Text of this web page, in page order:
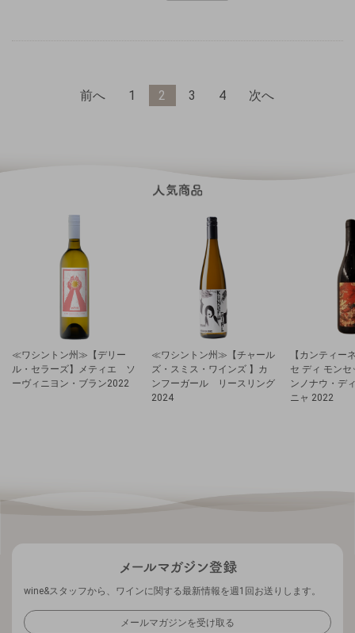
前へ 1 2 3 4 次へ
≪ワシントン州≫【デリー
ル・セラーズ】メティエ ソ
ーヴィニヨン・ブラン2022
≪ワシントン州≫【チャール
ズ・スミス・ワインズ 】カ
ンフーガール リースリング
2024
【カンティー
セ ディ モン
ンノナウ・デ
ニャ 2022
wine&スタッフから、ワインに関する最新情報を週1回お送りします。
メールマガジンを受け取る